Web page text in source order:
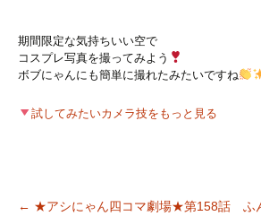
期間限定な気持ちいい空で
コスプレ写真を撮ってみよう
ボブにゃんにも簡単に撮れたみたいですね
試してみたいカメラ技をもっと見る
← ★アシにゃん四コマ劇場★第158話 ふ